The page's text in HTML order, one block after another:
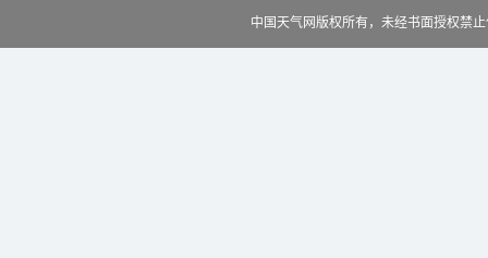
中国天气网版权所有，未经书面授权